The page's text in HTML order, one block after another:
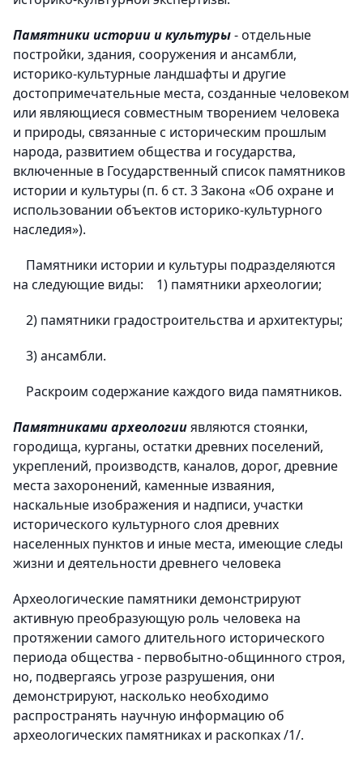
Памятники истории и культуры- отдельные
постройки, здания, сооружения и ансамбли,
историко-культурные ландшафты и другие
достопримечательные места, созданные человеком
или являющиеся совместным творением человека
и природы, связанные с историческим прошлым
народа, развитием общества и государства,
включенные в Государственный список памятников
истории и культуры (п. 6 ст. 3 Закона «Об охране и
использовании объектов историко-культурного
наследия»).
Памятники истории и культуры подразделяются
на следующие виды: 1) памятники археологии;
2) памятники градостроительства и архитектуры;
3) ансамбли.
Раскроим содержание каждого вида памятников.
Памятниками археологииявляются стоянки,
городища, курганы, остатки древних поселений,
укреплений, производств, каналов, дорог, древние
места захоронений, каменные изваяния,
наскальные изображения и надписи, участки
исторического культурного слоя древних
населенных пунктов и иные места, имеющие следы
жизни и деятельности древнего человека
Археологические памятники демонстрируют
активную преобразующую роль человека на
протяжении самого длительного исторического
периода общества - первобытно-общинного строя,
но, подвергаясь угрозе разрушения, они
демонстрируют, насколько необходимо
распространять научную информацию об
археологических памятниках и раскопках /1/.